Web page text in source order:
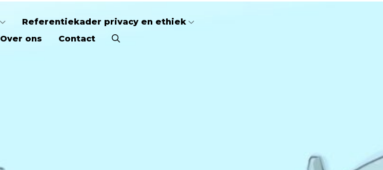
Referentiekader privacy en ethiek
Over ons Contact